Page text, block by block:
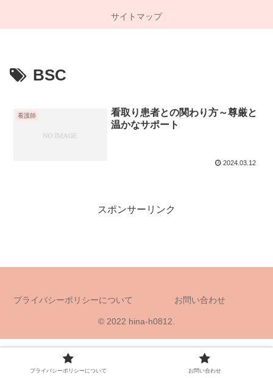
サイトマップ
BSC
看護師
看取り患者との関わり方～尊厳と
温かなサポート
2024.03.12
スポンサーリンク
プライバシーポリシーについて お問い合わせ
© 2022 hina-h0812.
プライバシーポリシーについて お問い合わせ